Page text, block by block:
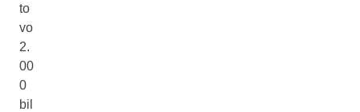
to
vo
2.
00
0
bil